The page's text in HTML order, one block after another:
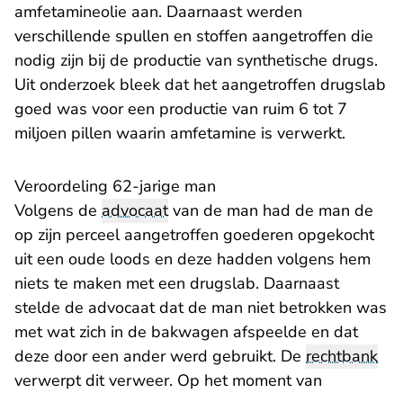
amfetamineolie aan. Daarnaast werden
verschillende spullen en stoffen aangetroffen die
nodig zijn bij de productie van synthetische drugs.
Uit onderzoek bleek dat het aangetroffen drugslab
goed was voor een productie van ruim 6 tot 7
miljoen pillen waarin amfetamine is verwerkt.
Veroordeling 62-jarige man
Volgens de advocaatvan de man had de man de
op zijn perceel aangetroffen goederen opgekocht
uit een oude loods en deze hadden volgens hem
niets te maken met een drugslab. Daarnaast
stelde de advocaat dat de man niet betrokken was
met wat zich in de bakwagen afspeelde en dat
deze door een ander werd gebruikt. De rechtbank
verwerpt dit verweer. Op het moment van